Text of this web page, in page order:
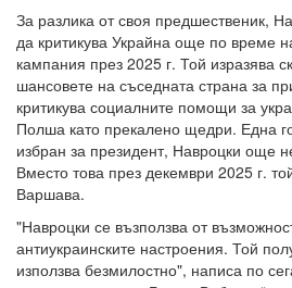
За разлика от своя предшественик,
да критикува Украйна още по време
кампания през 2025 г. Той изразява
шансовете на съседната страна за
критикува социалните помощи за
Полша като прекалено щедри. Една
избран за президент, Навроцки още
Вместо това през декември 2025 г.
Варшава.
"Навроцки се възползва от
антиукраинските настроения. Той
използва безмилостно", написа по